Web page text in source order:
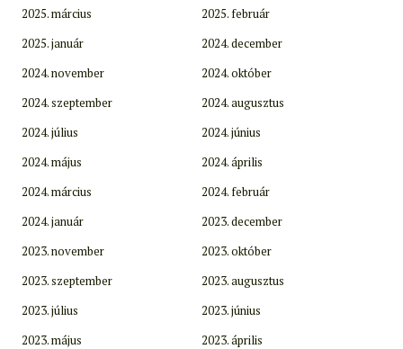
2025. március
2025. február
2025. január
2024. december
2024. november
2024. október
2024. szeptember
2024. augusztus
2024. július
2024. június
2024. május
2024. április
2024. március
2024. február
2024. január
2023. december
2023. november
2023. október
2023. szeptember
2023. augusztus
2023. július
2023. június
2023. május
2023. április